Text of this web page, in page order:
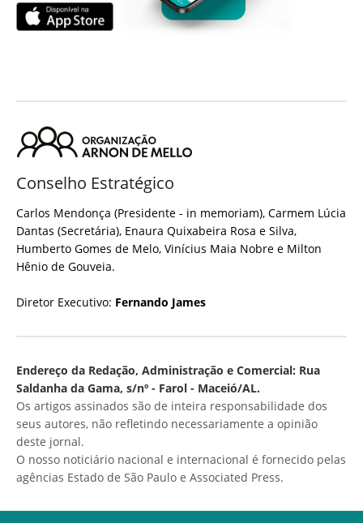
Conselho Estratégico
Carlos Mendonça (Presidente - in memoriam), Carmem Lúcia
Dantas (Secretária), Enaura Quixabeira Rosa e Silva,
Humberto Gomes de Melo, Vinícius Maia Nobre e Milton
Hênio de Gouveia.
Diretor Executivo: Fernando James
Endereço da Redação, Administração e Comercial: Rua
Saldanha da Gama, s/nº - Farol - Maceió/AL.
Os artigos assinados são de inteira responsabilidade dos
seus autores, não refletindo necessariamente a opinião
deste jornal.
O nosso noticiário nacional e internacional é fornecido pelas
agências Estado de São Paulo e Associated Press.